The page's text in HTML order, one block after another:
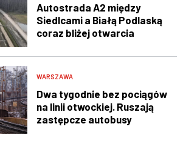
Autostrada A2 między
Siedlcami a Białą Podlaską
coraz bliżej otwarcia
WARSZAWA
Dwa tygodnie bez pociągów
na linii otwockiej. Ruszają
zastępcze autobusy